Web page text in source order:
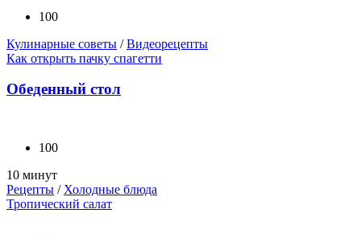
100
Кулинарные советы /Видеорецепты
Как открыть пачку спагетти
Обеденный стол
100
10 минут
Рецепты / Холодные блюда
Тропический салат